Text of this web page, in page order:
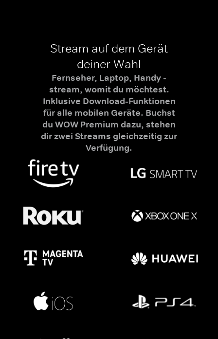
Stream auf dem Gerät
deiner Wahl
Fernseher, Laptop, Handy -
stream, womit du möchtest.
Inklusive Download-Funktionen
für alle mobilen Geräte. Buchst
du WOW Premium dazu, stehen
dir zwei Streams gleichzeitig zur
Verfügung.